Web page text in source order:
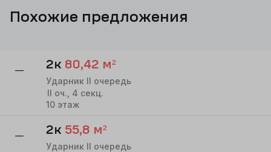
Похожие предложения
— 2к 80,42 м²
Ударник II очередь
II оч., 4 секц.
10 этаж
— 2к 55,8 м²
Ударник II очередь